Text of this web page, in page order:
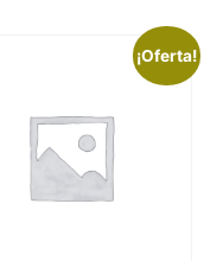
¡Oferta!